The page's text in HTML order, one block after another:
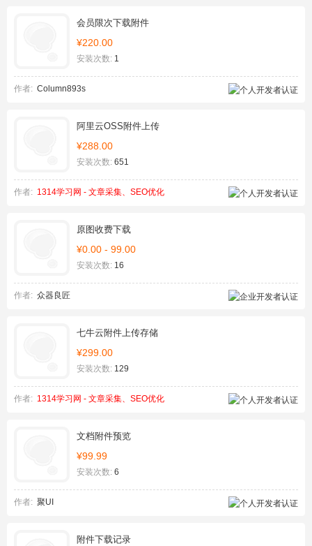
会员限次下载附件
¥220.00
安装次数: 1
作者: Column893s
阿里云OSS附件上传
¥288.00
安装次数: 651
作者: 1314学习网 - 文章采集、SEO优化
原图收费下载
¥0.00 - 99.00
安装次数: 16
作者: 众器良匠
七牛云附件上传存储
¥299.00
安装次数: 129
作者: 1314学习网 - 文章采集、SEO优化
文档附件预览
¥99.99
安装次数: 6
作者: 聚UI
附件下载记录